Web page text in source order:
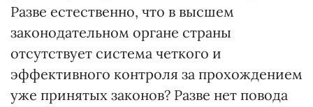
Разве естественно, что в высшем
законодательном органе страны
отсутствует система четкого и
эффективного контроля за прохождением
уже принятых законов? Разве нет повода